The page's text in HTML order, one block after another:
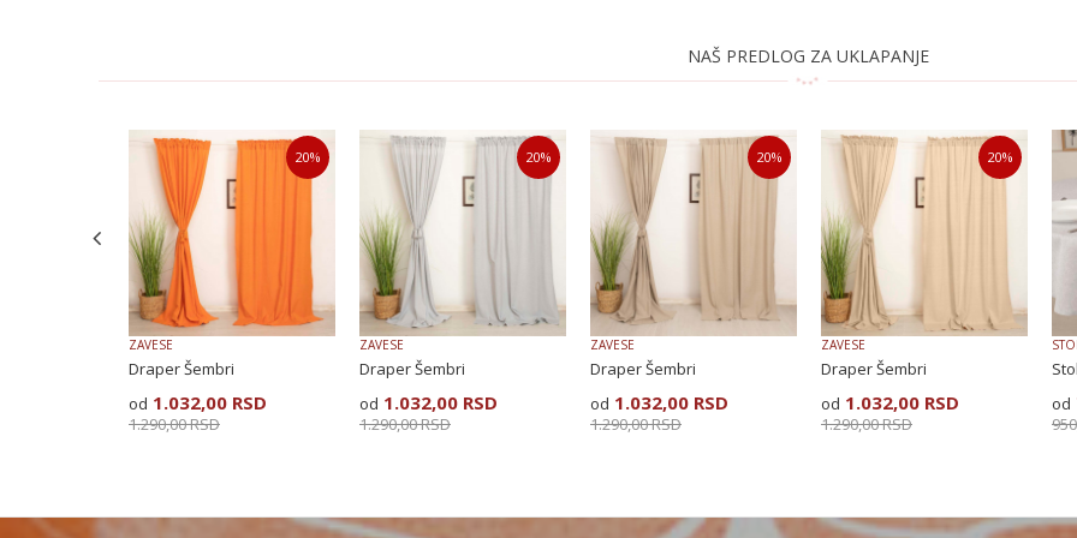
Poruka
POŠALJI
NAŠ PREDLOG ZA UKLAPANJE
20%
ZAVESE
Draper Šembri
1.032,00 RSD
1.290,00RSD
20%
ZAVESE
Draper Šembri
1.032,00 RSD
1.290,00RSD
20%
ZAVESE
Draper Šembri
1.032,00 RSD
1.290,00RSD
20%
ZAVESE
Draper Šembri
1.032,00 RSD
1.290,00RSD